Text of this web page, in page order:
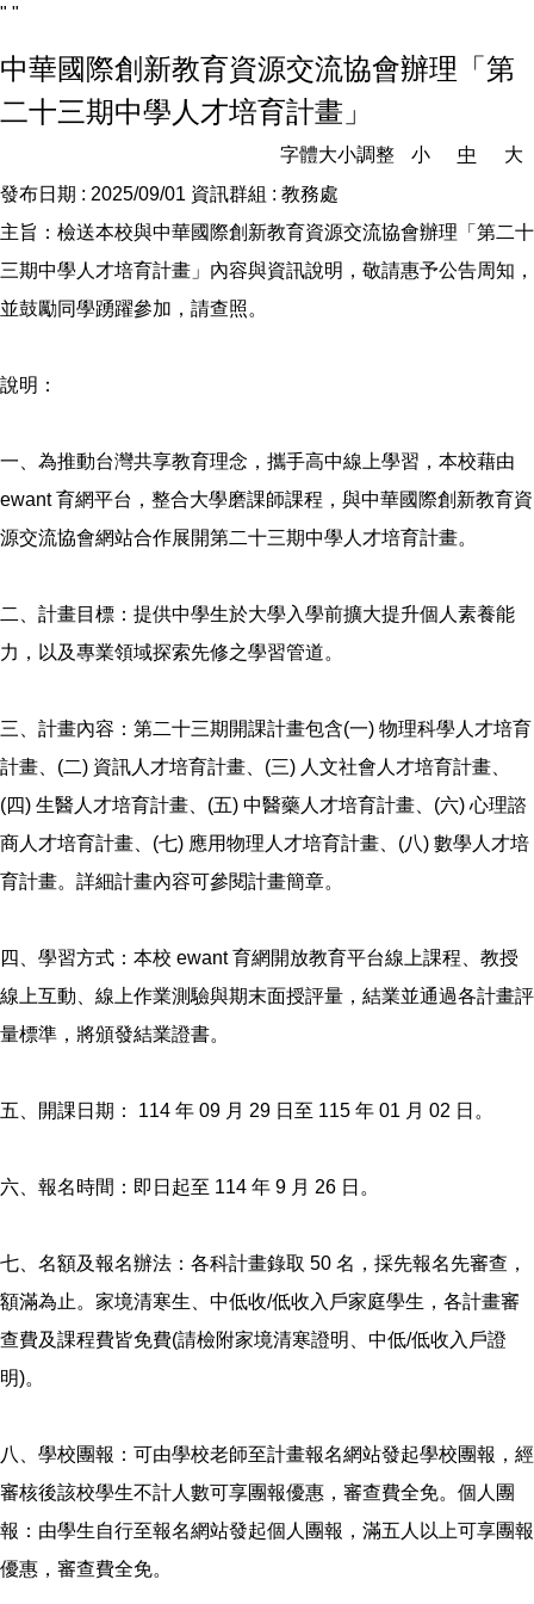
" "
中華國際創新教育資源交流協會辦理「第
二十三期中學人才培育計畫」
字體大小調整 小 中
大
發布日期 : 2025/09/01 資訊群組 : 教務處
主旨：檢送本校與中華國際創新教育資源交流協會辦理「第二十
三期中學人才培育計畫」內容與資訊說明，敬請惠予公告周知，
並鼓勵同學踴躍參加，請查照。
說明：
一、為推動台灣共享教育理念，攜手高中線上學習，本校藉由
ewant 育網平台，整合大學磨課師課程，與中華國際創新教育資
源交流協會網站合作展開第二十三期中學人才培育計畫。
二、計畫目標：提供中學生於大學入學前擴大提升個人素養能
力，以及專業領域探索先修之學習管道。
三、計畫內容：第二十三期開課計畫包含(一) 物理科學人才培育
計畫、(二) 資訊人才培育計畫、(三) 人文社會人才培育計畫、
(四) 生醫人才培育計畫、(五) 中醫藥人才培育計畫、(六) 心理諮
商人才培育計畫、(七) 應用物理人才培育計畫、(八) 數學人才培
育計畫。詳細計畫內容可參閱計畫簡章。
四、學習方式：本校 ewant 育網開放教育平台線上課程、教授
線上互動、線上作業測驗與期末面授評量，結業並通過各計畫評
量標準，將頒發結業證書。
五、開課日期： 114 年 09 月 29 日至 115 年 01 月 02 日。
六、報名時間：即日起至 114 年 9 月 26 日。
七、名額及報名辦法：各科計畫錄取 50 名，採先報名先審查，
額滿為止。家境清寒生、中低收/低收入戶家庭學生，各計畫審
查費及課程費皆免費(請檢附家境清寒證明、中低/低收入戶證
明)。
八、學校團報：可由學校老師至計畫報名網站發起學校團報，經
審核後該校學生不計人數可享團報優惠，審查費全免。個人團
報：由學生自行至報名網站發起個人團報，滿五人以上可享團報
優惠，審查費全免。